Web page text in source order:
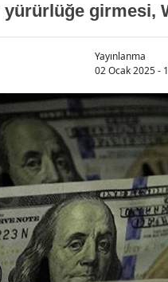
girmesi,
Yayınlanma
02 Ocak 2025 -